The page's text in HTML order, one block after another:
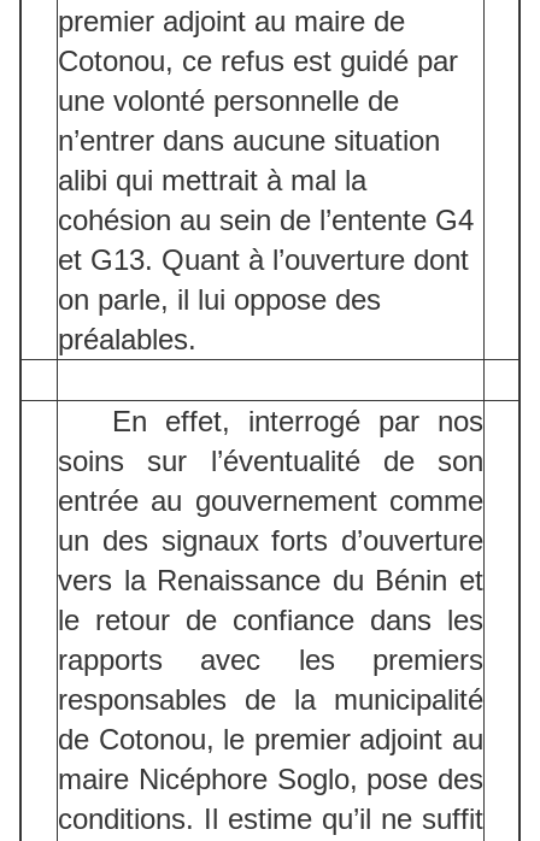
premier adjoint au maire de
Cotonou, ce refus est guidé par
une volonté personnelle de
n’entrer dans aucune situation
alibi qui mettrait à mal la
cohésion au sein de l’entente G4
et G13. Quant à l’ouverture dont
on parle, il lui oppose des
préalables.
En effet, interrogé par nos
soins sur l’éventualité de son
entrée au gouvernement comme
un des signaux forts d’ouverture
vers la Renaissance du Bénin et
le retour de confiance dans les
rapports avec les premiers
responsables de la municipalité
de Cotonou, le premier adjoint au
maire Nicéphore Soglo, pose des
conditions. Il estime qu’il ne suffit